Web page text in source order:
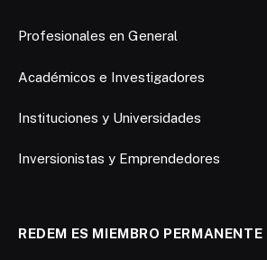
Profesionales en General
Académicos e Investigadores
Instituciones y Universidades
Inversionistas y Emprendedores
REDEM ES MIEMBRO